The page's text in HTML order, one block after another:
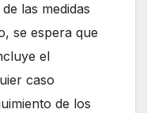
las medidas
se espera que
el
caso
de los